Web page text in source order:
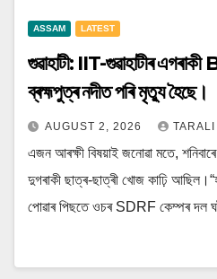
ASSAM LATEST
গুৱাহাটী: IIT-গুৱাহাটীৰ
ব্ৰহ্মপুত্ৰ নদীত পৰি মৃত্যু হৈছে।
AUGUST 2, 2026 TARALI
এজন আৰক্ষী বিষয়াই জনোৱা মতে,
দুগৰাকী ছাত্ৰ-ছাত্ৰী খোজ কাঢ়ি
পোৱাৰ পিছতে ওচৰ SDRF কেম্পৰ